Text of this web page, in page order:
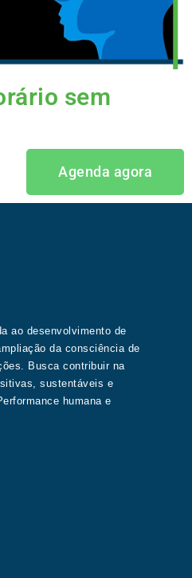
sem
Agenda agora
ao desenvolvimento de
da consciência de
Busca contribuir na
sustentáveis e
humana e